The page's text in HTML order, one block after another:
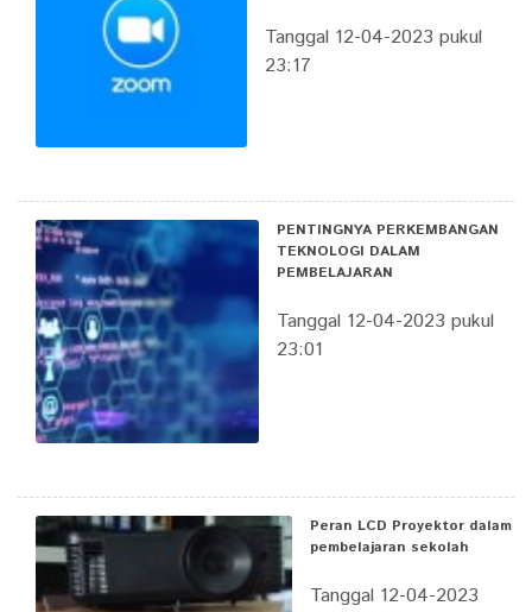
Tanggal 12-04-2023 pukul
23:17
PENTINGNYA PERKEMBANGAN
TEKNOLOGI DALAM
PEMBELAJARAN
Tanggal 12-04-2023 pukul
23:01
Peran LCD Proyektor dalam
pembelajaran sekolah
Tanggal 12-04-2023